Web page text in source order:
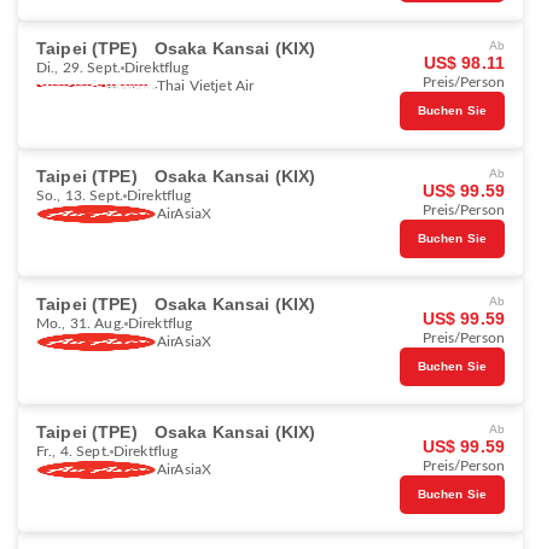
Taipei (TPE) Osaka Kansai (KIX)
Di., 29. Sept. Direktflug
Thai Vietjet Air
Ab
US$ 98.11
Preis/Person
Buchen Sie
Taipei (TPE) Osaka Kansai (KIX)
So., 13. Sept. Direktflug
AirAsiaX
Ab
US$ 99.59
Preis/Person
Buchen Sie
Taipei (TPE) Osaka Kansai (KIX)
Mo., 31. Aug. Direktflug
AirAsiaX
Ab
US$ 99.59
Preis/Person
Buchen Sie
Taipei (TPE) Osaka Kansai (KIX)
Fr., 4. Sept. Direktflug
AirAsiaX
Ab
US$ 99.59
Preis/Person
Buchen Sie